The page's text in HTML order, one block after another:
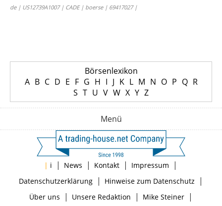
de | US12739A1007 | CADE | boerse | 69417027 |
Börsenlexikon
A B C D E F G H I J K L M N O P Q R
S T U V W X Y Z
Menü
| i | News | Kontakt | Impressum |
Datenschutzerklärung| Hinweise zum Datenschutz |
Über uns | Unsere Redaktion | Mike Steiner|